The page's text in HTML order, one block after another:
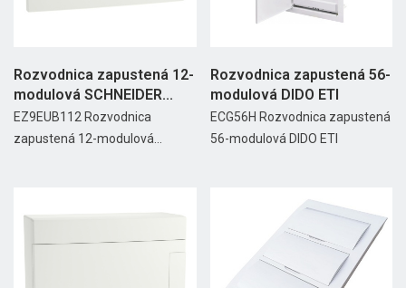
Rozvodnica zapustená 12-
modulová SCHNEIDER...
EZ9EUB112 Rozvodnica
zapustená 12-modulová...
Rozvodnica zapustená 56-
modulová DIDO ETI
ECG56H Rozvodnica zapustená
56-modulová DIDO ETI